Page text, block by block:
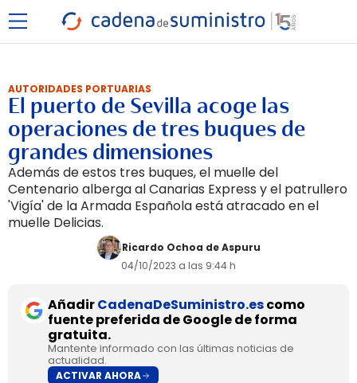
AUTORIDADES PORTUARIAS
El puerto de Sevilla acoge las
operaciones de tres buques de
grandes dimensiones
Además de estos tres buques, el muelle del
Centenario alberga al Canarias Express y el patrullero
'Vigía' de la Armada Española está atracado en el
muelle Delicias.
Ricardo Ochoa de Aspuru
04/10/2023 a las 9:44 h
AñadirCadenaDeSuministro.escomo
fuente preferida de Google de forma
gratuita.
Mantente informado con las últimas noticias de
actualidad.
ACTIVAR AHORA